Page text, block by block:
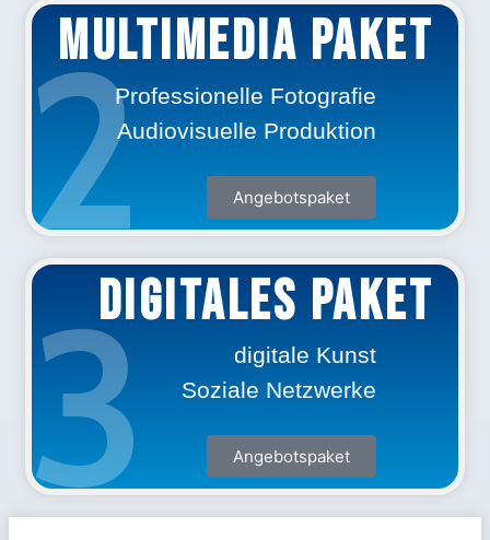
Multimedia PAKET
Professionelle Fotografie
Audiovisuelle Produktion
Angebotspaket
2
DIGITALES PAKET
digitale Kunst
Soziale Netzwerke
Angebotspaket
3